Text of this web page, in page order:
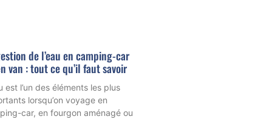
de l’eau en camping-car
van : tout ce qu’il faut savoir
est l’un des éléments les plus
lorsqu’on voyage en
car, en fourgon aménagé ou